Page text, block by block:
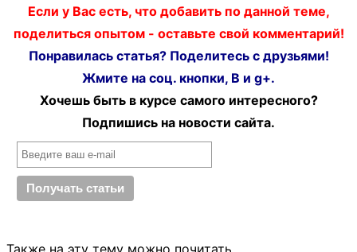
Если у Вас есть, что добавить по данной теме,
поделиться опытом - оставьте свой комментарий!
Понравилась статья? Поделитесь с друзьями!
Жмите на соц. кнопки, В и g+.
Хочешь быть в курсе самого интересного?
Подпишись на новости сайта.